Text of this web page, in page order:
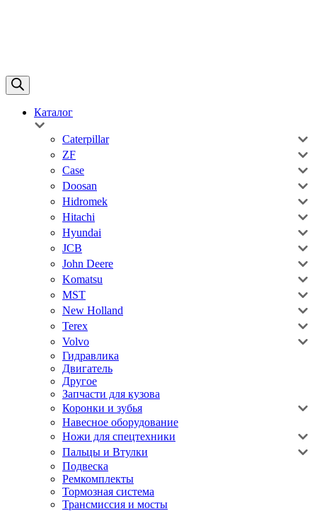
Каталог
Caterpillar
ZF
Case
Doosan
Hidromek
Hitachi
Hyundai
JCB
John Deere
Komatsu
MST
New Holland
Terex
Volvo
Гидравлика
Двигатель
Другое
Запчасти для кузова
Коронки и зубья
Навесное оборудование
Ножи для спецтехники
Пальцы и Втулки
Подвеска
Ремкомплекты
Тормозная система
Трансмиссия и мосты